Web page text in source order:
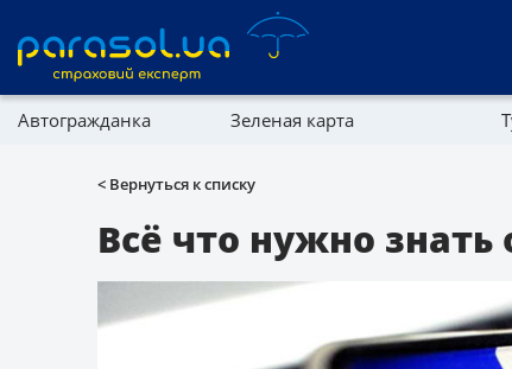
Автогражданка Зеленая карта
Справочник компаний
< Вернуться к списку
Всё что нужно